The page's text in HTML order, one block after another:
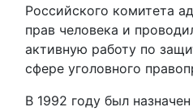
Российского комитета
прав человека и
активную работу по
сфере уголовного
В 1992 году был